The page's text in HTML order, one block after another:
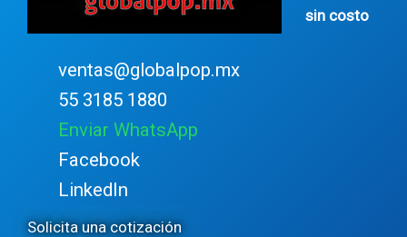
sin costo
ventas@globalpop.mx
55 3185 1880
Enviar WhatsApp
Facebook
LinkedIn
Solicita una cotización